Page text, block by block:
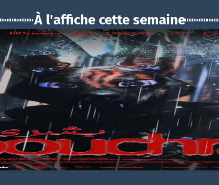
À l'affiche cette semaine
BOUCHRA